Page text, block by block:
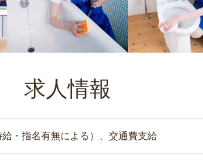
求人情報
給・指名有無による）、交通費支給